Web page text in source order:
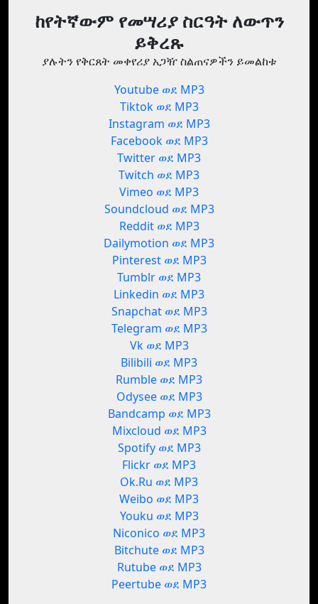
ከየትኛውም የመሣሪያ ስርዓት ለውጥን
ይቅረጹ
ያሉትን የቅርጸት መቀየሪያ አጋዥ ስልጠናዎችን ይመልከቱ
Youtube ወደ MP3
Tiktok ወደ MP3
Instagram ወደ MP3
Facebook ወደ MP3
Twitter ወደ MP3
Twitch ወደ MP3
Vimeo ወደ MP3
Soundcloud ወደ MP3
Reddit ወደ MP3
Dailymotion ወደ MP3
Pinterest ወደ MP3
Tumblr ወደ MP3
Linkedin ወደ MP3
Snapchat ወደ MP3
Telegram ወደ MP3
Vk ወደ MP3
Bilibili ወደ MP3
Rumble ወደ MP3
Odysee ወደ MP3
Bandcamp ወደ MP3
Mixcloud ወደ MP3
Spotify ወደ MP3
Flickr ወደ MP3
Ok.Ru ወደ MP3
Weibo ወደ MP3
Youku ወደ MP3
Niconico ወደ MP3
Bitchute ወደ MP3
Rutube ወደ MP3
Peertube ወደ MP3